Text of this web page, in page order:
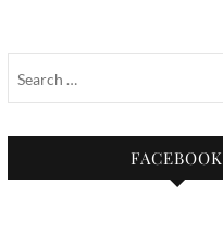
FACEBOOK